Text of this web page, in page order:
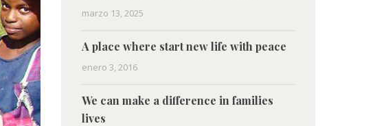
marzo 13, 2025
A place where start new life with peace
enero 3, 2016
We can make a difference in families
lives